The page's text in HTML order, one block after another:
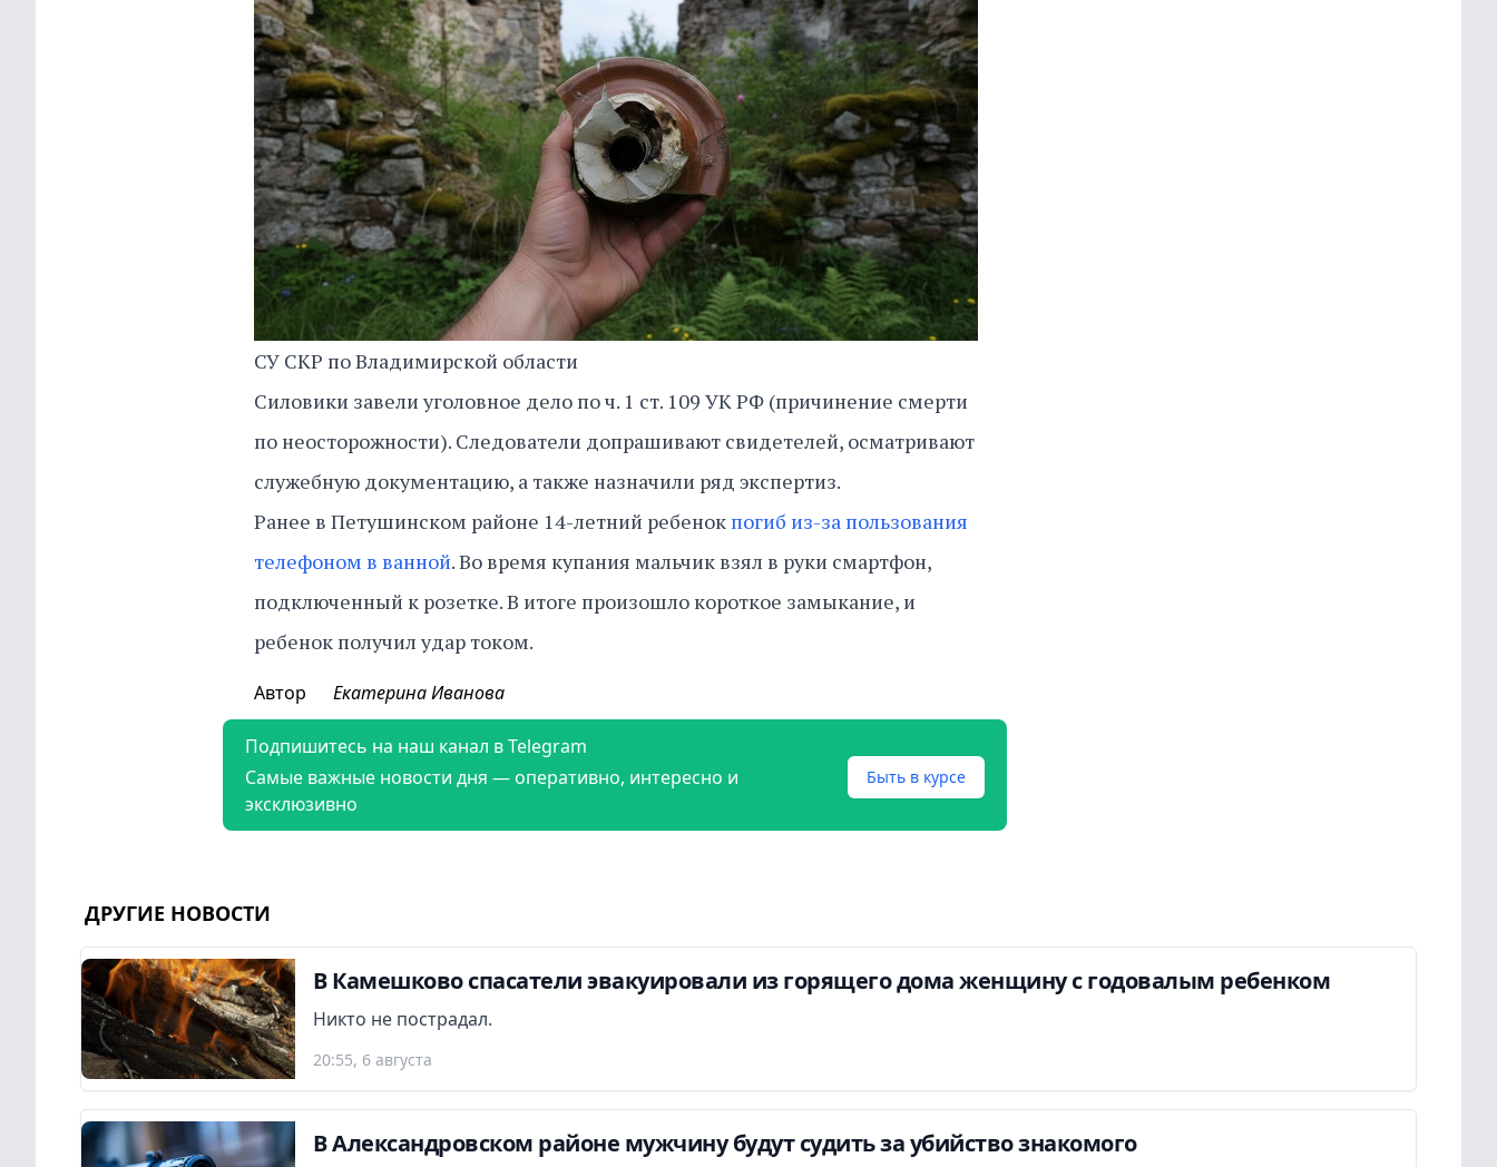
СУ СКР по Владимирской области
Силовики завели уголовное дело по ч. 1 ст. 109 УК РФ (причинение смерти
по неосторожности). Следователи допрашивают свидетелей, осматривают
служебную документацию, а также назначили ряд экспертиз.
Ранее в Петушинском районе 14-летний ребенок погиб из-за пользования
телефоном в ванной. Во время купания мальчик взял в руки смартфон,
подключенный к розетке. В итоге произошло короткое замыкание, и
ребенок получил удар током.
Автор Екатерина Иванова
Подпишитесь на наш канал в Telegram
Самые важные новости дня — оперативно, интересно и
эксклюзивно
Быть в курсе
ДРУГИЕ НОВОСТИ
В Камешково спасатели эвакуировали из горящего дома женщину с годовалым ребенком
Никто не пострадал.
20:55, 6 августа
В Александровском районе мужчину будут судить за убийство знакомого